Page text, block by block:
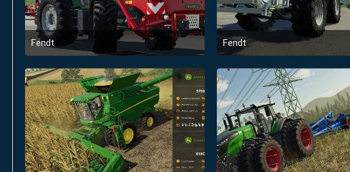
Fendt
18. Januar 2019 um 00:36
Fendt
18. Januar 2019 um 00:36